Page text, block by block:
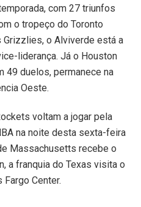
com 27 triunfos
o tropeço do Toronto
o Alviverde está a
liderança. Já o Houston
49 duelos, permanece na
Oeste.
voltam a jogar pela
na noite desta sexta-feira
Massachusetts recebe o
a franquia do Texas visita o
Center.